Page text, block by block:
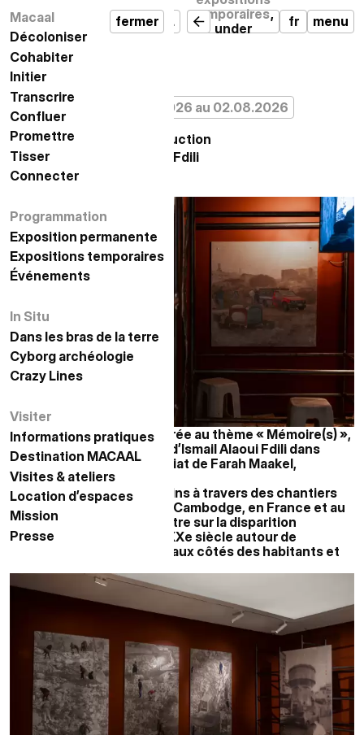
إغلاق
تفكيك الاستعمار
التعايش
التدوين
الاتصال
البرمجة
معرض دائم
المعارض المؤقتة
الأحداث
في أحضان الأرض
أركيولوجيا السايبورغ
الخطوط المجنونة
معلومات عملية
الوجهة مكال
زيارات وورش عمل
حجز الفضاءات
fermer
Macaal
Décoloniser
Cohabiter
Initier
Transcrire
Confluer
Promettre
Tisser
Connecter
Programmation
Exposition permanente
Expositions temporaires
Événements
In Situ
Dans les bras de la terre
Cyborg archéologie
Crazy Lines
Visiter
Informations pratiques
Destination MACAAL
Visites & ateliers
Location d’espaces
Mission
Presse
قائمة
وطأة
الهدم
MACAAL
temporaires,
under
fr menu
من 02.05.2026 إلى 02.08.2026
تحت وطأة الهدم
إسماعيل العلوي
du 02.05.2026 au 02.08.2026
Under Destruction
Ismail Alaoui Fdili
Mai de la Photo, consacrée au thème « Mémoire(s) »,
une exposition d’Ismail Alaoui Fdili dans
2026, sous le commissariat de Farah Maakel,
MACAAL.
des paysages urbains à travers des chantiers
notamment au Cambodge, en France et au
de l’artiste, il se concentre sur la disparition
Art déco du début du XXe siècle autour de
leurs derniers instants aux côtés des habitants et